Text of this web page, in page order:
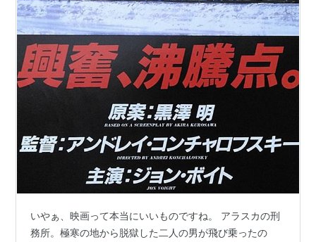
いやぁ、映画って本当にいいものですね。 アラスカの刑
務所。極寒の地から脱獄した二人の男が飛び乗ったの